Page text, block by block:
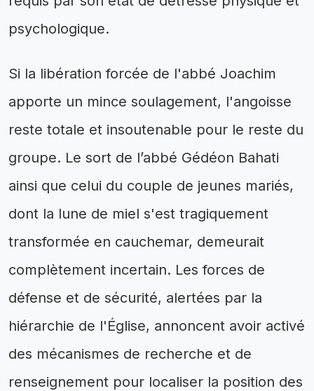
psychologique.
Si la libération forcée de l'abbé Joachim
apporte un mince soulagement, l'angoisse
reste totale et insoutenable pour le reste du
groupe. Le sort de l’abbé Gédéon Bahati
ainsi que celui du couple de jeunes mariés,
dont la lune de miel s'est tragiquement
transformée en cauchemar, demeurait
complètement incertain. Les forces de
défense et de sécurité, alertées par la
hiérarchie de l'Église, annoncent avoir activé
des mécanismes de recherche et de
renseignement pour localiser la position des